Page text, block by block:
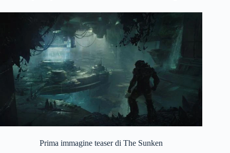
Prima immagine teaser di The Sunken